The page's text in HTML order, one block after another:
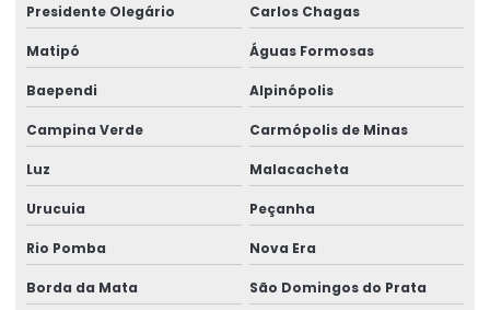
Talha Elétrica Para Indústrias Diversas
Talha Elétrica Para Movimentação De Cargas
Talha Fixa Aço Carbono
Talha Fixa Aço Carbono Aplicações Industriais
Talha Fixa Aço Carbono Preço
Presidente Olegário Carlos Chagas
Matipó Águas Formosas
Baependi Alpinópolis
Campina Verde Carmópolis de Minas
Luz Malacacheta
Urucuia Peçanha
Rio Pomba Nova Era
Borda da Mata São Domingos do Prata